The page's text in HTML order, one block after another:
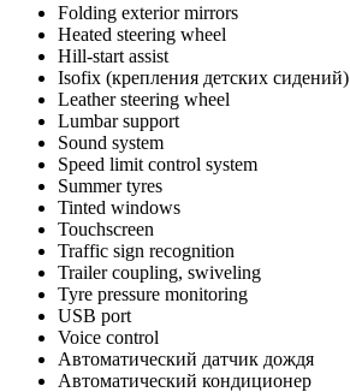
Folding exterior mirrors
Heated steering wheel
Hill-start assist
Isofix (крепления детских сидений)
Leather steering wheel
Lumbar support
Sound system
Speed limit control system
Summer tyres
Tinted windows
Touchscreen
Traffic sign recognition
Trailer coupling, swiveling
Tyre pressure monitoring
USB port
Voice control
Автоматический датчик дождя
Автоматический кондиционер